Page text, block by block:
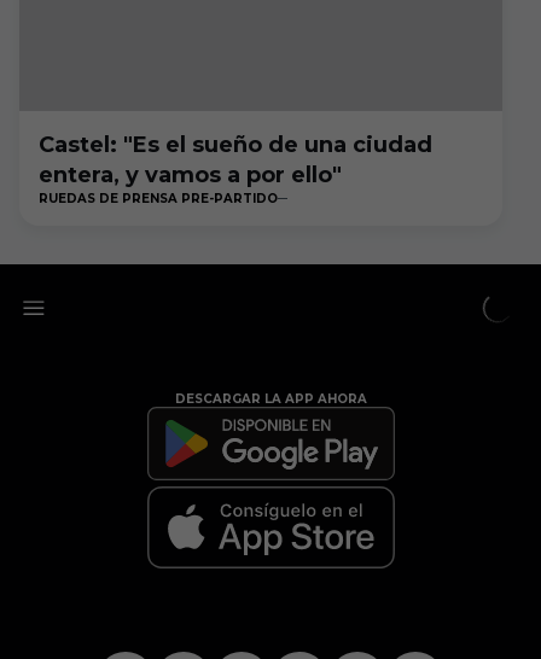
Castel: "Es el sueño de una ciudad
entera, y vamos a por ello"
RUEDAS DE PRENSA PRE-PARTIDO
DESCARGAR LA APP AHORA